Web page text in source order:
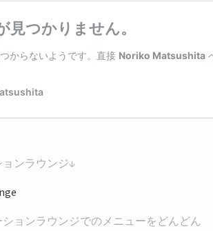
ンラウンジ↓
ョンラウンジでのメニューをどんどん